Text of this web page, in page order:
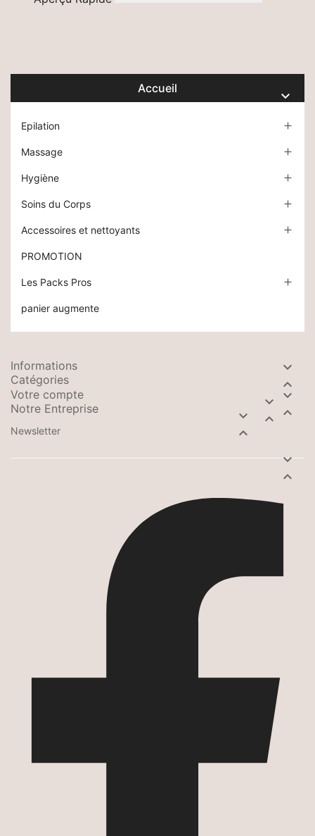
Accueil 
Epilation 
Massage 
Hygiène 
Soins du Corps 
Accessoires et nettoyants 
PROMOTION
Les Packs Pros 
panier augmente
Informations


Catégories


Votre compte


Notre Entreprise


Newsletter

